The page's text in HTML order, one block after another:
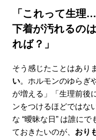
「これって生理
下着が汚れるの
れば？」
そう感じたことはあり
い。ホルモンのゆらぎ
が増える」「生理前後
ンをつけるほどではな
な “曖昧な日” は誰に
ておきたいのが、 おり